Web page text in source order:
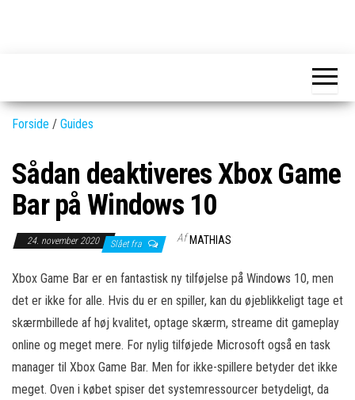
nyeste
Forside / Guides
Sådan deaktiveres Xbox Game
Bar på Windows 10
24. november 2020 Slået fra Af MATHIAS
Xbox Game Bar er en fantastisk ny tilføjelse på Windows 10, men
det er ikke for alle. Hvis du er en spiller, kan du øjeblikkeligt tage et
skærmbillede af høj kvalitet, optage skærm, streame dit gameplay
online og meget mere. For nylig tilføjede Microsoft også en task
manager til Xbox Game Bar. Men for ikke-spillere betyder det ikke
meget. Oven i købet spiser det systemressourcer betydeligt, da